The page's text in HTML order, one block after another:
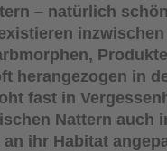
– natürlich
herangezogen in
fast in
Nattern auch
ihr Habitat